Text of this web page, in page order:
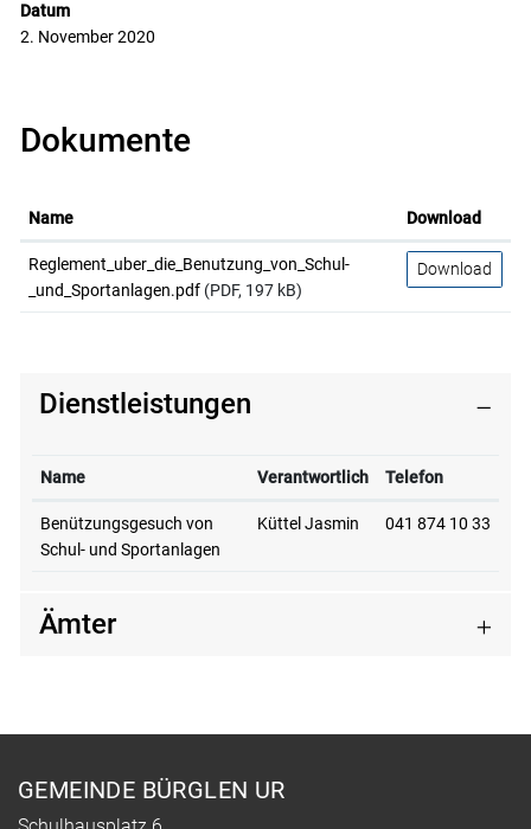
Datum
2. November 2020
Dokumente
Name Download
Reglement_uber_die_Benutzung_von_Schul-
_und_Sportanlagen.pdf (PDF, 197 kB)
Download
Dienstleistungen
Name Verantwortlich Telefon
Benützungsgesuch von
Schul- und Sportanlagen
Küttel Jasmin 041 874 10 33
Ämter
Fusszeile
GEMEINDE BÜRGLEN UR